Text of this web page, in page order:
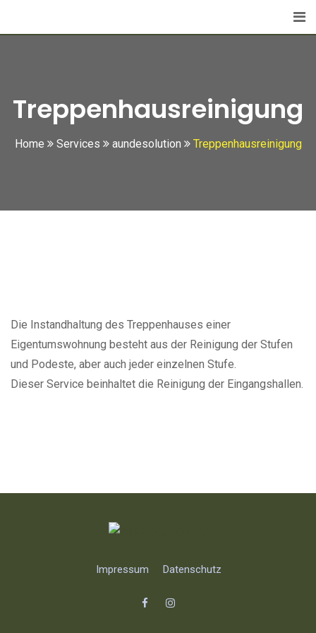
Treppenhausreinigung
Home Services aundesolution Treppenhausreinigung
Die Instandhaltung des Treppenhauses einer
Eigentumswohnung besteht aus der Reinigung der Stufen
und Podeste, aber auch jeder einzelnen Stufe.
Dieser Service beinhaltet die Reinigung der Eingangshallen.
Impressum Datenschutz